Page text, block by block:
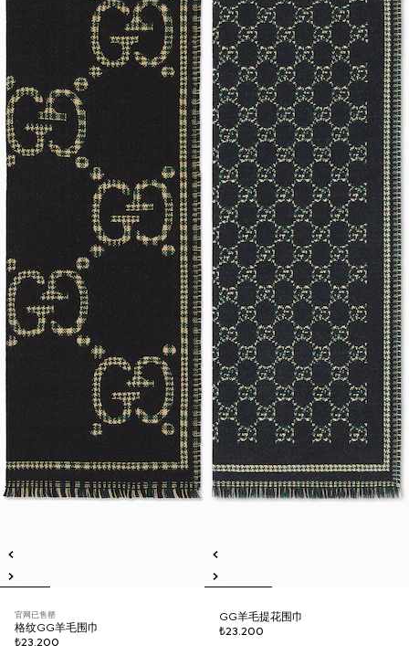
官网已售罄
格纹GG羊毛围巾
₺23.200
GG羊毛提花围巾
₺23.200